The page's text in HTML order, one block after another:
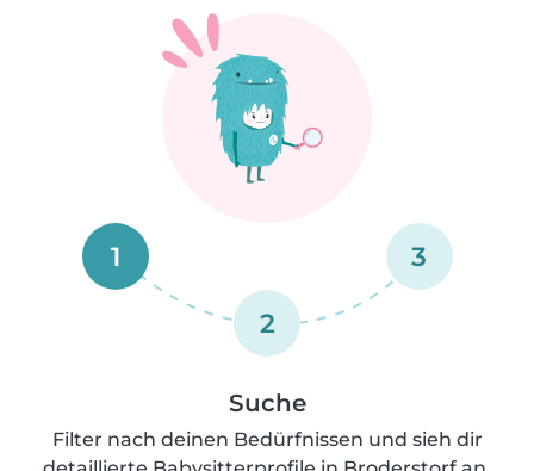
1
2
3
Suche
Filter nach deinen Bedürfnissen und sieh dir